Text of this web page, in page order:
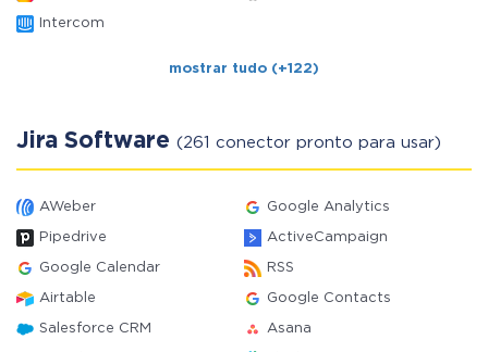
Intercom
mostrar tudo (+122)
Jira Software (261 conector pronto para usar)
AWeber Google Analytics
Pipedrive ActiveCampaign
Google Calendar RSS
Airtable Google Contacts
Salesforce CRM Asana